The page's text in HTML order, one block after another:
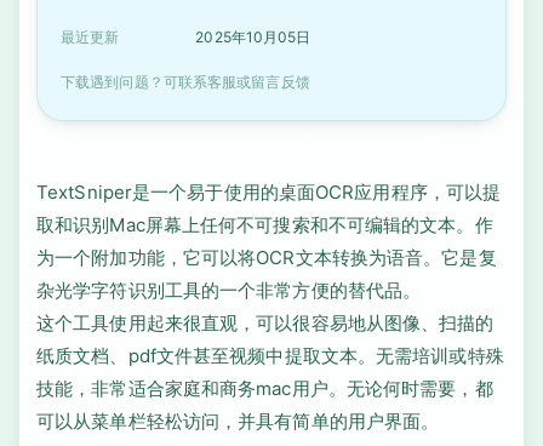
最近更新 2025年10月05日
下载遇到问题？可联系客服或留言反馈
TextSniper是一个易于使用的桌面OCR应用程序，可以提
取和识别Mac屏幕上任何不可搜索和不可编辑的文本。作
为一个附加功能，它可以将OCR文本转换为语音。它是复
杂光学字符识别工具的一个非常方便的替代品。
这个工具使用起来很直观，可以很容易地从图像、扫描的
纸质文档、pdf文件甚至视频中提取文本。无需培训或特殊
技能，非常适合家庭和商务mac用户。无论何时需要，都
可以从菜单栏轻松访问，并具有简单的用户界面。